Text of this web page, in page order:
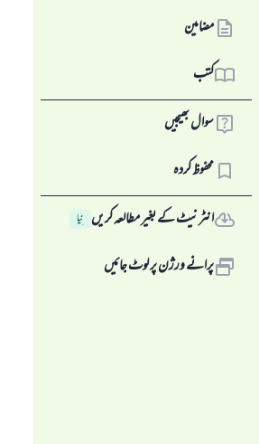
مضامین
کتب
سوال بھیجیں
محفوظ کردہ
انٹرنیٹ کے بغیر مطالعہ کریں نِیا
پرانے ورژن پر لوٹ جائیں